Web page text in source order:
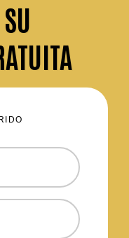
SU